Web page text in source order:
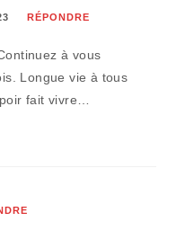
RÉPONDRE
à vous
Longue vie à tous
fait vivre…